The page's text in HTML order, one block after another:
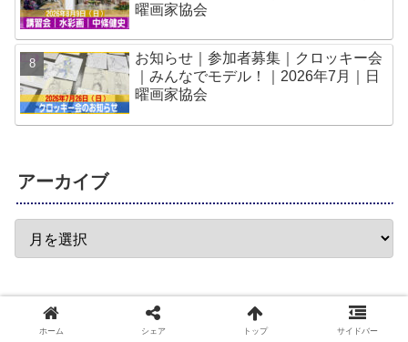
曜画家協会
お知らせ｜参加者募集｜クロッキー会
｜みんなでモデル！｜2026年7月｜日
曜画家協会
アーカイブ
ホーム シェア トップ サイドバー